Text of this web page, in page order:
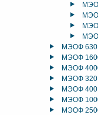
МЭОФ 630
МЭОФ
МЭОФ
МЭОФ 320
МЭОФ 400
МЭОФ
МЭОФ